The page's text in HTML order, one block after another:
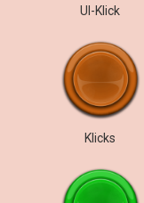
UI-Klick
Klicks